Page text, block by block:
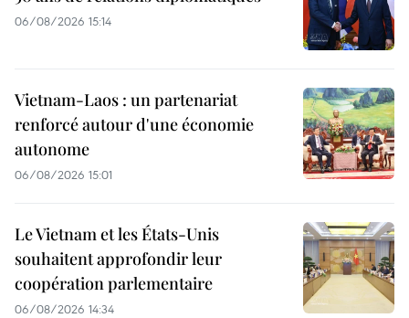
06/08/2026 15:14
Vietnam-Laos : un partenariat
renforcé autour d'une économie
autonome
06/08/2026 15:01
Le Vietnam et les États-Unis
souhaitent approfondir leur
coopération parlementaire
06/08/2026 14:34